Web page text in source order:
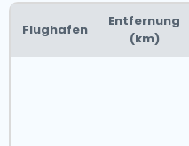
Flughafen
Entfernung
(km)